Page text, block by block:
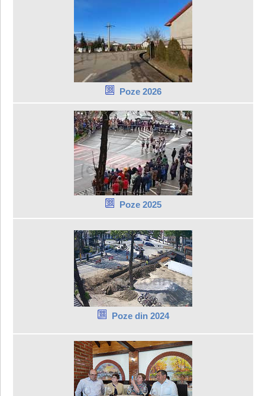
Poze 2026
Poze 2025
Poze din 2024